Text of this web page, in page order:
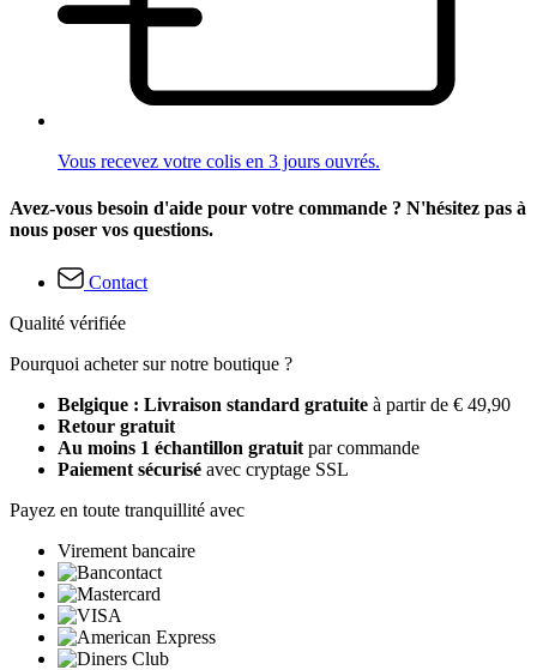
Vous recevez votre colis en 3 jours ouvrés.
Avez-vous besoin d'aide pour votre commande ? N'hésitez pas à
nous poser vos questions.
Contact
Qualité vérifiée
Pourquoi acheter sur notre boutique ?
Belgique : Livraison standard gratuite à partir de € 49,90
Retour gratuit
Au moins 1 échantillon gratuit par commande
Paiement sécurisé avec cryptage SSL
Payez en toute tranquillité avec
Virement bancaire